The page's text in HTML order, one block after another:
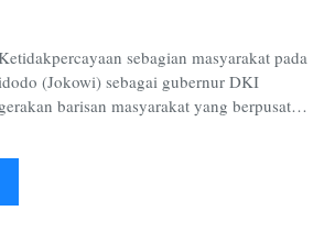
di
Penjarakan
sebagian masyarakat pada
(Jokowi) sebagai gubernur DKI
barisan masyarakat yang berpusat…